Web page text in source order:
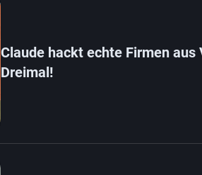
Claude hackt echte Firmen aus
Dreimal!